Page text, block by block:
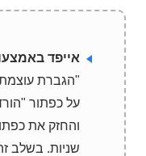
אייפד
"הגברת
על כפתור
שניות. בשלב